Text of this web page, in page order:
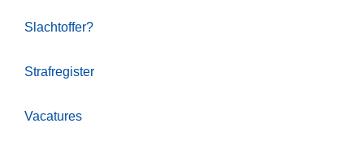
Slachtoffer?
Strafregister
Vacatures